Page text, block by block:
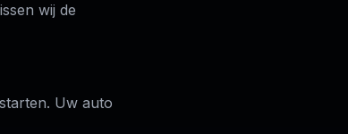
wij de
Uw auto